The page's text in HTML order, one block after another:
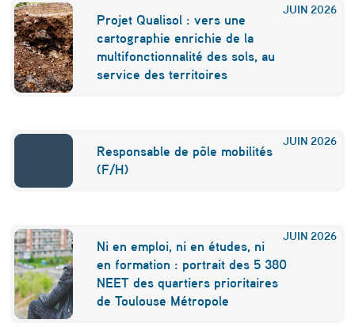
a
n
i
e
JUIN 2026
Projet Qualisol : vers une
cartographie enrichie de la
multifonctionnalité des sols, au
service des territoires
JUIN 2026
Responsable de pôle mobilités
(F/H)
JUIN 2026
Ni en emploi, ni en études, ni
en formation : portrait des 5 380
NEET des quartiers prioritaires
de Toulouse Métropole